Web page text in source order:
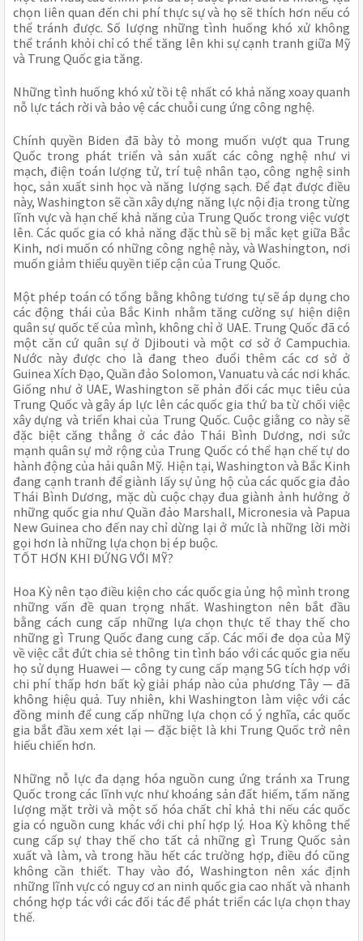
chọn liên quan đến chi phí thực sự và họ sẽ thích hơn nếu có
thể tránh được. Số lượng những tình huống khó xử không
thể tránh khỏi chỉ có thể tăng lên khi sự cạnh tranh giữa Mỹ
và Trung Quốc gia tăng.
Những tình huống khó xử tồi tệ nhất có khả năng xoay quanh
nỗ lực tách rời và bảo vệ các chuỗi cung ứng công nghệ.
Chính quyền Biden đã bày tỏ mong muốn vượt qua Trung
Quốc trong phát triển và sản xuất các công nghệ như vi
mạch, điện toán lượng tử, trí tuệ nhân tạo, công nghệ sinh
học, sản xuất sinh học và năng lượng sạch. Để đạt được điều
này, Washington sẽ cần xây dựng năng lực nội địa trong từng
lĩnh vực và hạn chế khả năng của Trung Quốc trong việc vượt
lên. Các quốc gia có khả năng đặc thù sẽ bị mắc kẹt giữa Bắc
Kinh, nơi muốn có những công nghệ này, và Washington, nơi
muốn giảm thiểu quyền tiếp cận của Trung Quốc.
Một phép toán có tổng bằng không tương tự sẽ áp dụng cho
các động thái của Bắc Kinh nhằm tăng cường sự hiện diện
quân sự quốc tế của mình, không chỉ ở UAE. Trung Quốc đã có
một căn cứ quân sự ở Djibouti và một cơ sở ở Campuchia.
Nước này được cho là đang theo đuổi thêm các cơ sở ở
Guinea Xích Đạo, Quần đảo Solomon, Vanuatu và các nơi khác.
Giống như ở UAE, Washington sẽ phản đối các mục tiêu của
Trung Quốc và gây áp lực lên các quốc gia thứ ba từ chối việc
xây dựng và triển khai của Trung Quốc. Cuộc giằng co này sẽ
đặc biệt căng thẳng ở các đảo Thái Bình Dương, nơi sức
mạnh quân sự mở rộng của Trung Quốc có thể hạn chế tự do
hành động của hải quân Mỹ. Hiện tại, Washington và Bắc Kinh
đang cạnh tranh để giành lấy sự ủng hộ của các quốc gia đảo
Thái Bình Dương, mặc dù cuộc chạy đua giành ảnh hưởng ở
những quốc gia như Quần đảo Marshall, Micronesia và Papua
New Guinea cho đến nay chỉ dừng lại ở mức là những lời mời
gọi hơn là những lựa chọn bị ép buộc.
TỐT HƠN KHI ĐỨNG VỚI MỸ?
Hoa Kỳ nên tạo điều kiện cho các quốc gia ủng hộ mình trong
những vấn đề quan trọng nhất. Washington nên bắt đầu
bằng cách cung cấp những lựa chọn thực tế thay thế cho
những gì Trung Quốc đang cung cấp. Các mối đe dọa của Mỹ
về việc cắt đứt chia sẻ thông tin tình báo với các quốc gia nếu
họ sử dụng Huawei — công ty cung cấp mạng 5G tích hợp với
chi phí thấp hơn bất kỳ giải pháp nào của phương Tây — đã
không hiệu quả. Tuy nhiên, khi Washington làm việc với các
đồng minh để cung cấp những lựa chọn có ý nghĩa, các quốc
gia bắt đầu xem xét lại — đặc biệt là khi Trung Quốc trở nên
hiếu chiến hơn.
Những nỗ lực đa dạng hóa nguồn cung ứng tránh xa Trung
Quốc trong các lĩnh vực như khoáng sản đất hiếm, tấm năng
lượng mặt trời và một số hóa chất chỉ khả thi nếu các quốc
gia có nguồn cung khác với chi phí hợp lý. Hoa Kỳ không thể
cung cấp sự thay thế cho tất cả những gì Trung Quốc sản
xuất và làm, và trong hầu hết các trường hợp, điều đó cũng
không cần thiết. Thay vào đó, Washington nên xác định
những lĩnh vực có nguy cơ an ninh quốc gia cao nhất và nhanh
chóng hợp tác với các đối tác để phát triển các lựa chọn thay
thế.